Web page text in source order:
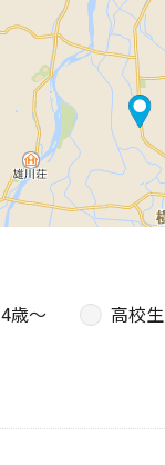
4歳〜
高校生